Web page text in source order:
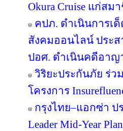
Okura Cruise แก่ส
คปภ. ดำเนินการเ
สังคมออนไลน์ ประส
ปอศ. ดำเนินคดีอาญ
วิริยะประกันภัย ร่ว
โครงการ
กรุงไทย–แอกซ่า ป
Leader Mid-Year